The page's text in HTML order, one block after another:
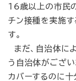
16歳以上の市民
チン接種を実施す
す。
まだ、自治体に
う自治体がござい
カバーするのに